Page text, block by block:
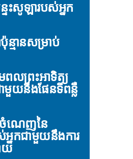
ទះសូឡារបស់អ្នក
ន្មានសម្រាប់
ពលព្រះអាទិត្យ
មួយនឹងផែនទីពន្លឺ
ចំណេញនៃ
អ្នកជាមួយនឹងការ
យ